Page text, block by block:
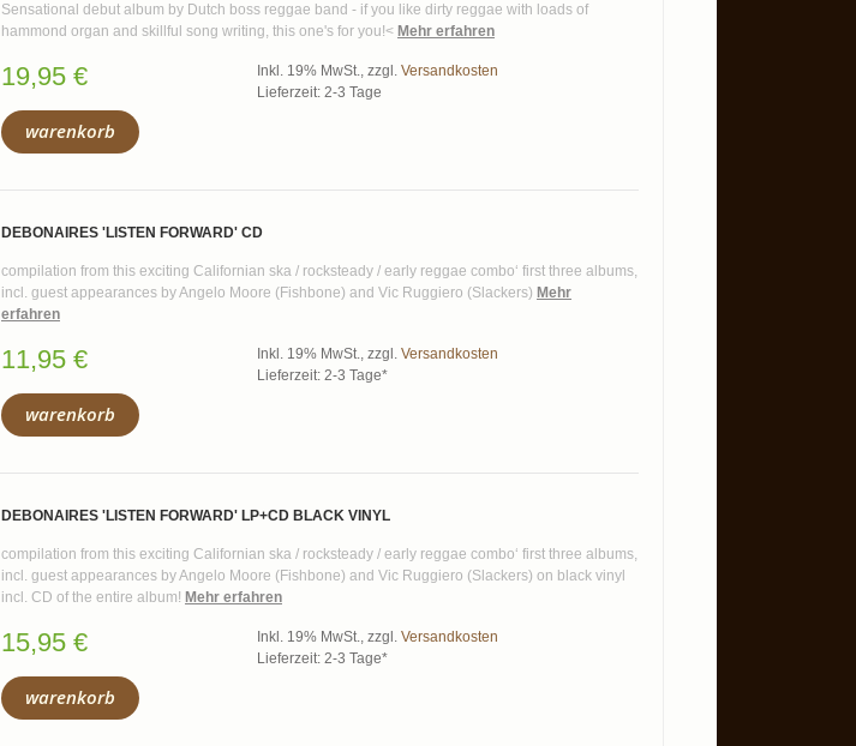
Sensational debut album by Dutch boss reggae band - if you like dirty reggae with loads of
hammond organ and skillful song writing, this one's for you!< Mehr erfahren
19,95 € Inkl. 19% MwSt., zzgl. Versandkosten
Lieferzeit: 2-3 Tage
warenkorb
DEBONAIRES 'LISTEN FORWARD' CD
compilation from this exciting Californian ska / rocksteady / early reggae combo‘ first three albums,
incl. guest appearances by Angelo Moore (Fishbone) and Vic Ruggiero (Slackers) Mehr
erfahren
11,95 € Inkl. 19% MwSt., zzgl. Versandkosten
Lieferzeit: 2-3 Tage*
warenkorb
DEBONAIRES 'LISTEN FORWARD' LP+CD BLACK VINYL
compilation from this exciting Californian ska / rocksteady / early reggae combo‘ first three albums,
incl. guest appearances by Angelo Moore (Fishbone) and Vic Ruggiero (Slackers) on black vinyl
incl. CD of the entire album! Mehr erfahren
15,95 € Inkl. 19% MwSt., zzgl. Versandkosten
Lieferzeit: 2-3 Tage*
warenkorb